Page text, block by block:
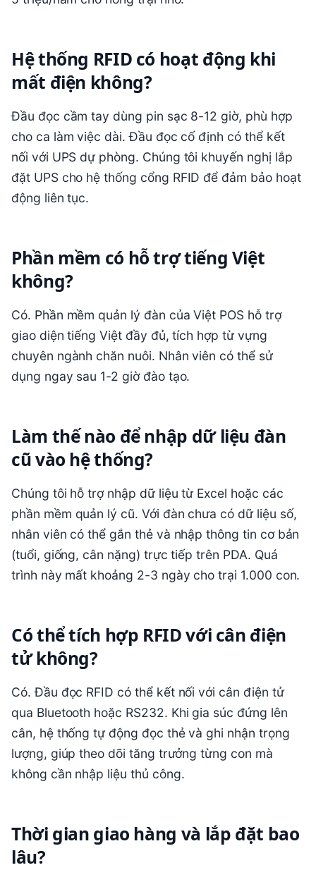
Hệ thống RFID có hoạt động khi
mất điện không?
Đầu đọc cầm tay dùng pin sạc 8-12 giờ, phù hợp
cho ca làm việc dài. Đầu đọc cố định có thể kết
nối với UPS dự phòng. Chúng tôi khuyến nghị lắp
đặt UPS cho hệ thống cổng RFID để đảm bảo hoạt
động liên tục.
Phần mềm có hỗ trợ tiếng Việt
không?
Có. Phần mềm quản lý đàn của Việt POS hỗ trợ
giao diện tiếng Việt đầy đủ, tích hợp từ vựng
chuyên ngành chăn nuôi. Nhân viên có thể sử
dụng ngay sau 1-2 giờ đào tạo.
Làm thế nào để nhập dữ liệu đàn
cũ vào hệ thống?
Chúng tôi hỗ trợ nhập dữ liệu từ Excel hoặc các
phần mềm quản lý cũ. Với đàn chưa có dữ liệu số,
nhân viên có thể gắn thẻ và nhập thông tin cơ bản
(tuổi, giống, cân nặng) trực tiếp trên PDA. Quá
trình này mất khoảng 2-3 ngày cho trại 1.000 con.
Có thể tích hợp RFID với cân điện
tử không?
Có. Đầu đọc RFID có thể kết nối với cân điện tử
qua Bluetooth hoặc RS232. Khi gia súc đứng lên
cân, hệ thống tự động đọc thẻ và ghi nhận trọng
lượng, giúp theo dõi tăng trưởng từng con mà
không cần nhập liệu thủ công.
Thời gian giao hàng và lắp đặt bao
lâu?